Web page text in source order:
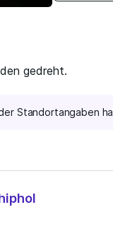
gedreht.
Standortangaben